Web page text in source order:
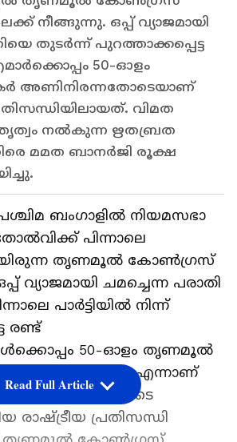
നീങ്ങുന്നു. ഒപ്പ് വ്യാജമായി
തുടർന്ന് പുറത്താക്കപ്പെട്ട
50-ഓളം
അണിനിരന്നതോടെയാണ്
വിമത
നൽകുന്ന ഋതബ്രത
മമത ബാനർജി രൂക്ഷ
ബംഗാളിൽ നിയമസഭാ
പിന്നാലെ
തൃണമൂൽ കോൺഗ്രസ്
വ്യാജമായി ചമച്ചെന്ന പരാതി
പാർട്ടിയിൽ നിന്ന്
രണ്ട്
50-ഓളം തൃണമൂൽ
അണിനിരക്കുന്നു എന്നാണ്
സൂചനകൾ. ഇതോടെ
രാഷ്ട്രീയ പ്രതിസന്ധി
Read Full Article